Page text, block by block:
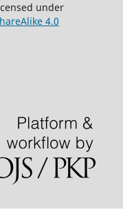
under
4.0